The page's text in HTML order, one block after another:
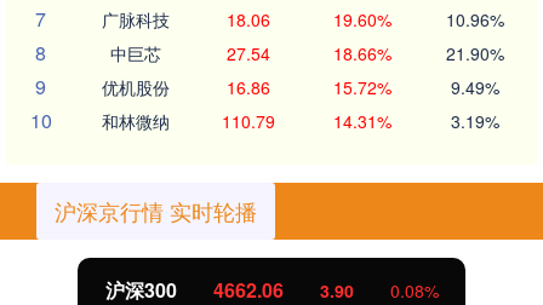
7 广脉科技 18.06 19.60% 10.96%
8 中巨芯 27.54 18.66% 21.90%
9 优机股份 16.86 15.72% 9.49%
10 和林微纳 110.79 14.31% 3.19%
沪深京行情 实时轮播
沪深300 4662.06 3.90 0.08%